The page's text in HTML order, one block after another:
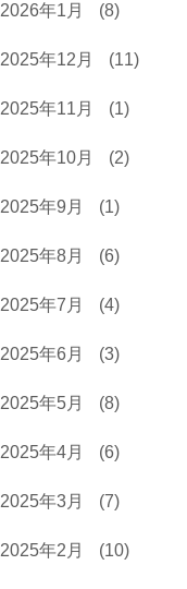
2026年1月 (8)
2025年12月 (11)
2025年11月 (1)
2025年10月 (2)
2025年9月 (1)
2025年8月 (6)
2025年7月 (4)
2025年6月 (3)
2025年5月 (8)
2025年4月 (6)
2025年3月 (7)
2025年2月 (10)